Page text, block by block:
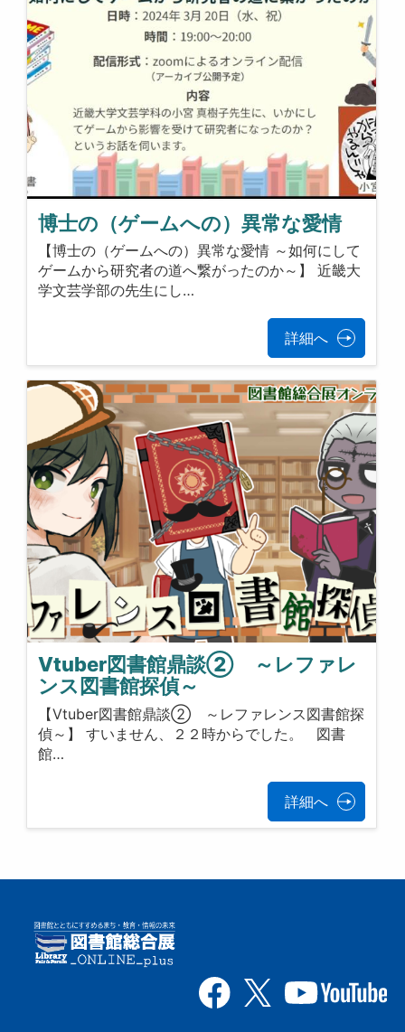
博士の（ゲームへの）異常な愛情
【博士の（ゲームへの）異常な愛情 ～如何にして
ゲームから研究者の道へ繋がったのか～】 近畿大
学文芸学部の先生にし…
詳細へ
Vtuber図書館鼎談② ～レファレ
ンス図書館探偵～
【Vtuber図書館鼎談② ～レファレンス図書館探
偵～】 すいません、２２時からでした。 図書
館…
詳細へ